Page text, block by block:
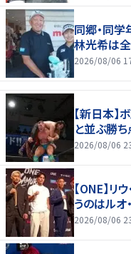
同郷・同学
林光希は
2026/08/06
【新日本】
と並ぶ勝
2026/08/06
【ONE】
うのはルオ
2026/08/06